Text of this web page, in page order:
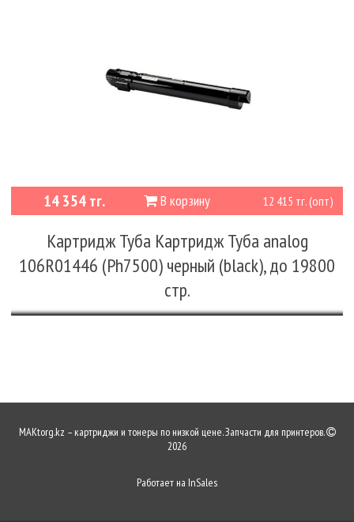
В корзину
14 354 тг. 12 415 тг. (опт)
Картридж Туба Картридж Туба analog
106R01446 (Ph7500) черный (black), до 19800
стр.
MAKtorg.kz – картриджи и тонеры по низкой цене. Запчасти для принтеров.
2026
Работает на InSales